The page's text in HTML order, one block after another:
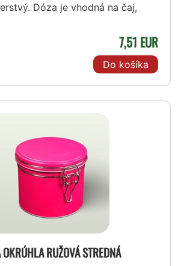
Dóza je vhodná na čaj,
7,51 EUR
Do košíka
OKRÚHLA RUŽOVÁ STREDNÁ